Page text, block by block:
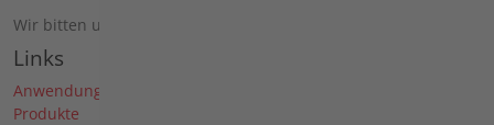
Wir bitten um telefonische Anmeldung.
Links
Anwendungen
Produkte